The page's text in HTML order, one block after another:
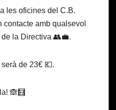
les oficines del C.B.
contacte amb qualsevol
la Directiva 👥💼.
de 23€ 💶.
🙈🧮